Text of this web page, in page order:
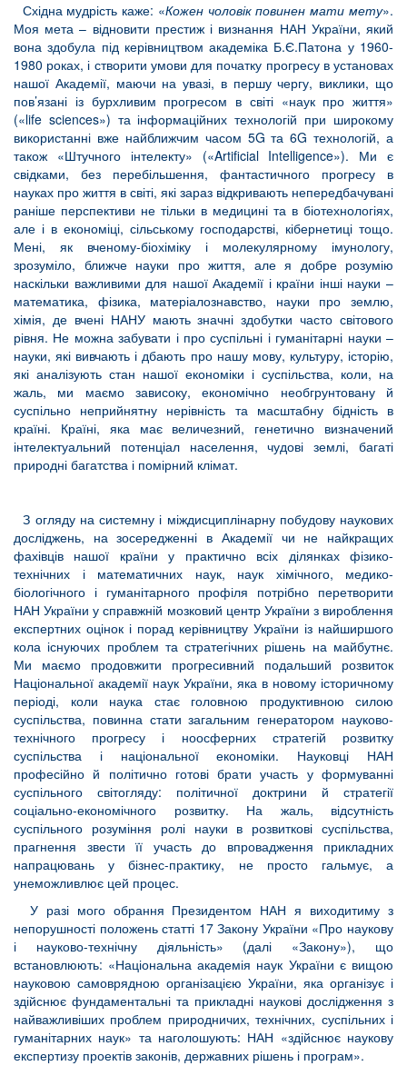
Східна мудрість каже: «Кожен чоловік повинен мати мету».
Моя мета – відновити престиж і визнання НАН України, який
вона здобула під керівництвом академіка Б.Є.Патона у 1960-
1980 роках, і створити умови для початку прогресу в установах
нашої Академії, маючи на увазі, в першу чергу, виклики, що
пов’язані із бурхливим прогресом в світі «наук про життя»
(«life sciences») та інформаційних технологій при широкому
використанні вже найближчим часом 5G та 6G технологій, а
також «Штучного інтелекту» («Artificial Intelligence»). Ми є
свідками, без перебільшення, фантастичного прогресу в
науках про життя в світі, які зараз відкривають непередбачувані
раніше перспективи не тільки в медицині та в біотехнологіях,
але і в економіці, сільському господарстві, кібернетиці тощо.
Мені, як вченому-біохіміку і молекулярному імунологу,
зрозуміло, ближче науки про життя, але я добре розумію
наскільки важливими для нашої Академії і країни інші науки –
математика, фізика, матеріалознавство, науки про землю,
хімія, де вчені НАНУ мають значні здобутки часто світового
рівня. Не можна забувати і про суспільні і гуманітарні науки –
науки, які вивчають і дбають про нашу мову, культуру, історію,
які аналізують стан нашої економіки і суспільства, коли, на
жаль, ми маємо зависоку, економічно необгрунтовану й
суспільно неприйнятну нерівність та масштабну бідність в
країні. Країні, яка має величезний, генетично визначений
інтелектуальний потенціал населення, чудові землі, багаті
природні багатства і помірний клімат.
З огляду на системну і міждисциплінарну побудову наукових
досліджень, на зосередженні в Академії чи не найкращих
фахівців нашої країни у практично всіх ділянках фізико-
технічних і математичних наук, наук хімічного, медико-
біологічного і гуманітарного профіля потрібно перетворити
НАН України у справжній мозковий центр України з вироблення
експертних оцінок і порад керівництву України із найширшого
кола існуючих проблем та стратегічних рішень на майбутнє.
Ми маємо продовжити прогресивний подальший розвиток
Національної академії наук України, яка в новому історичному
періоді, коли наука стає головною продуктивною силою
суспільства, повинна стати загальним генератором науково-
технічного прогресу і ноосферних стратегій розвитку
суспільства і національної економіки. Науковці НАН
професійно й політично готові брати участь у формуванні
суспільного світогляду: політичної доктрини й стратегії
соціально-економічного розвитку. На жаль, відсутність
суспільного розуміння ролі науки в розвиткові суспільства,
прагнення звести її участь до впровадження прикладних
напрацювань у бізнес-практику, не просто гальмує, а
унеможливлює цей процес.
У разі мого обрання Президентом НАН я виходитиму з
непорушності положень статті 17 Закону України «Про наукову
і науково-технічну діяльність» (далі «Закону»), що
встановлюють: «Національна академія наук України є вищою
науковою самоврядною організацією України, яка організує і
здійснює фундаментальні та прикладні наукові дослідження з
найважливіших проблем природничих, технічних, суспільних і
гуманітарних наук» та наголошують: НАН «здійснює наукову
експертизу проектів законів, державних рішень і програм».